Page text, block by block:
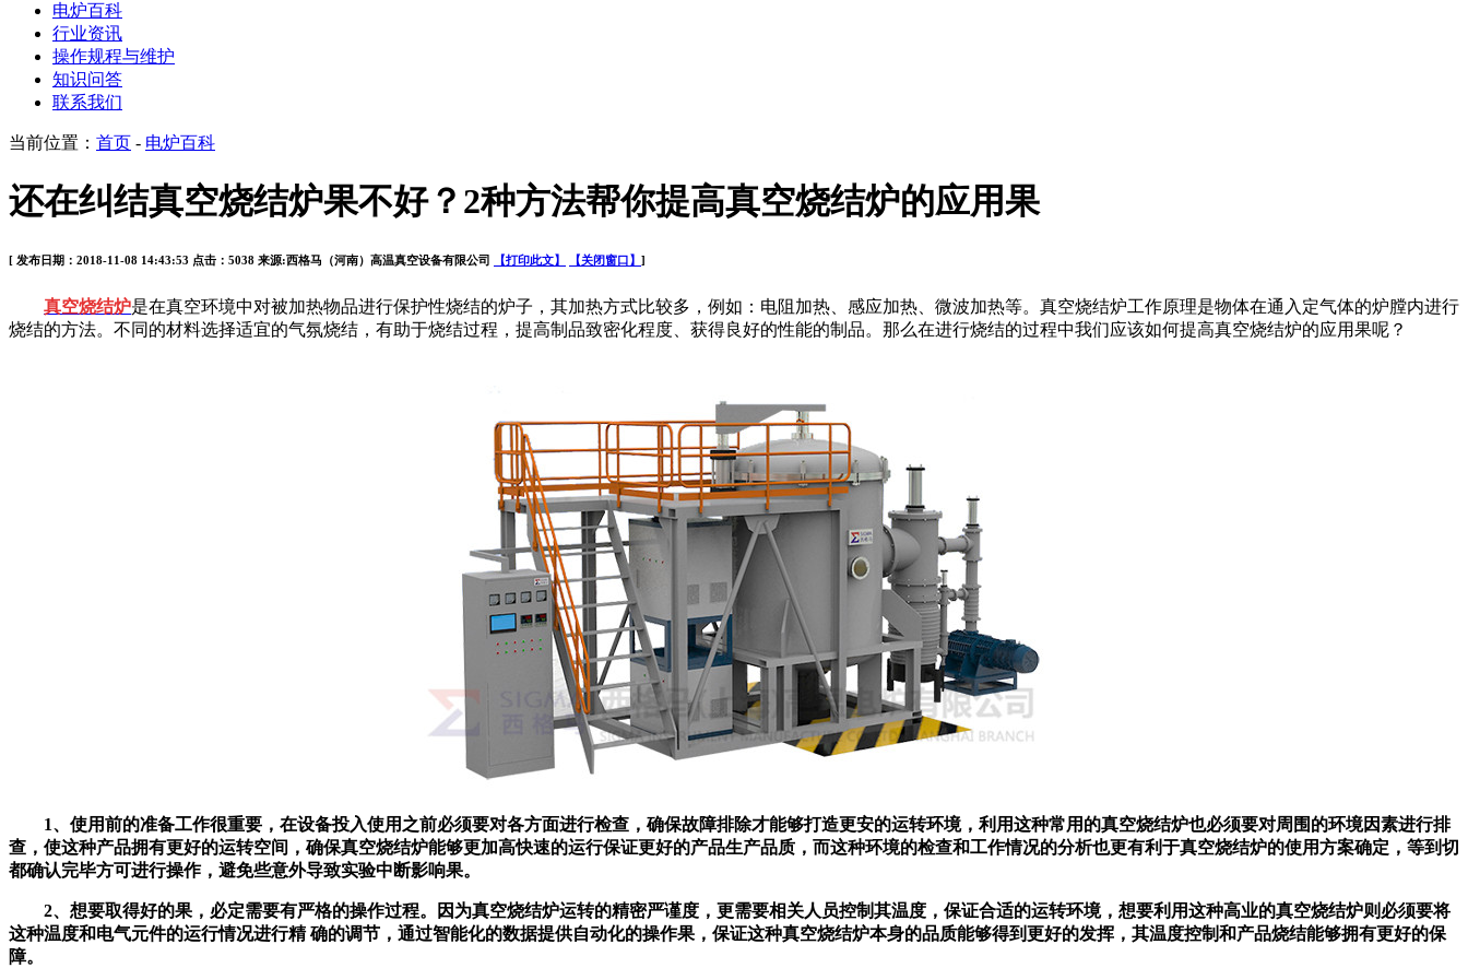
电炉百科
行业资讯
操作规程与维护
知识问答
联系我们
当前位置： 首页 - 电炉百科
还在纠结真空烧结炉果不好？2种方法帮你提高真空烧结炉的应用果
[ 发布日期：2018-11-08 14:43:53 点击：5038 来源:西格马（河南）高温真空设备有限公司 【打印此文】 【关闭窗口】 ]
真空烧结炉是在真空环境中对被加热物品进行保护性烧结的炉子，其加热方式比较多，例如：电阻加热、感应加热、微波加热等。真空烧结炉工作原理是物体在通入定气体的炉膛内进行
烧结的方法。不同的材料选择适宜的气氛烧结，有助于烧结过程，提高制品致密化程度、获得良好的性能的制品。那么在进行烧结的过程中我们应该如何提高真空烧结炉的应用果呢？
1、使用前的准备工作很重要，在设备投入使用之前必须要对各方面进行检查，确保故障排除才能够打造更安的运转环境，利用这种常用的真空烧结炉也必须要对周围的环境因素进行排
查，使这种产品拥有更好的运转空间，确保真空烧结炉能够更加高快速的运行保证更好的产品生产品质，而这种环境的检查和工作情况的分析也更有利于真空烧结炉的使用方案确定，等到切
都确认完毕方可进行操作，避免些意外导致实验中断影响果。
2、想要取得好的果，必定需要有严格的操作过程。因为真空烧结炉运转的精密严谨度，更需要相关人员控制其温度，保证合适的运转环境，想要利用这种高业的真空烧结炉则必须要将
这种温度和电气元件的运行情况进行精 确的调节，通过智能化的数据提供自动化的操作果，保证这种真空烧结炉本身的品质能够得到更好的发挥，其温度控制和产品烧结能够拥有更好的保
障。